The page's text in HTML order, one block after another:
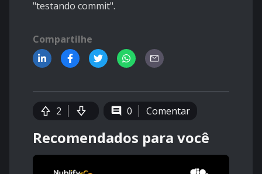
"testando commit".
Compartilhe
2 0 Comentar
Recomendados para você